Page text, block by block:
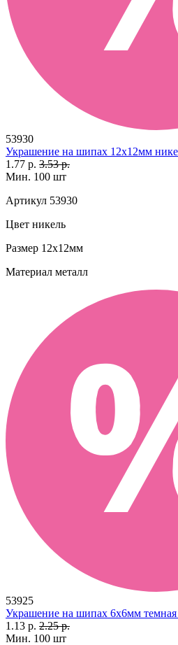
53930
Украшение на шипах 12х12мм
1.77 р. 3.53 р.
Мин. 100 шт
Артикул 53930
Цвет никель
Размер 12х12мм
Материал металл
53925
Украшение на шипах 6х6мм темная
1.13 р. 2.25 р.
Мин. 100 шт